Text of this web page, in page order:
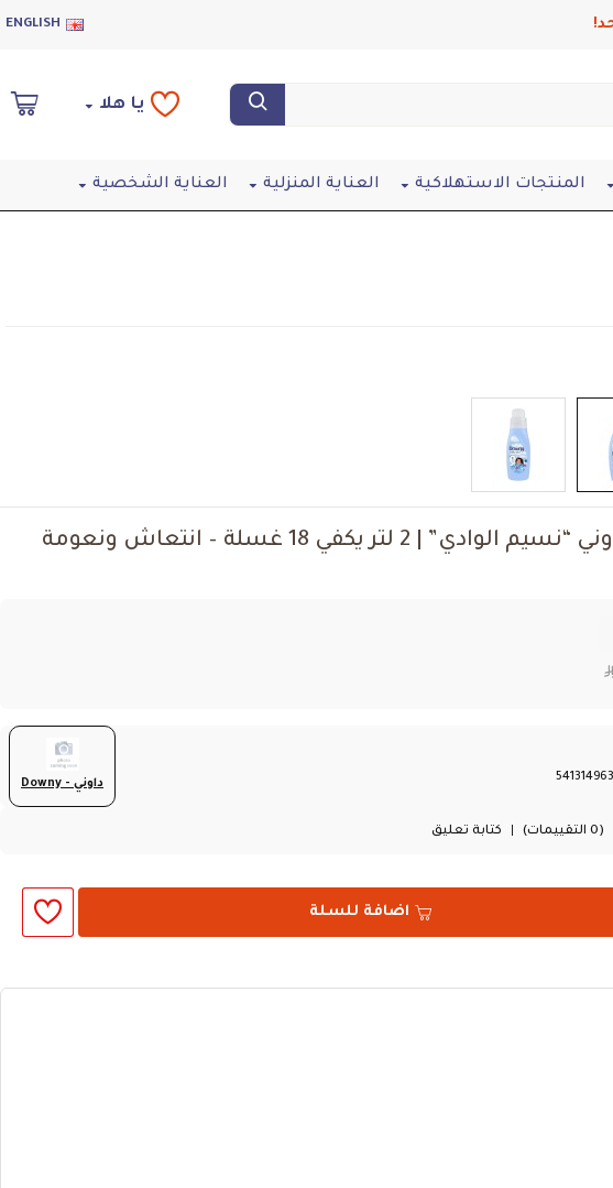
ENGLISH
يا هلا
المنتجات الاستهلاكية العناية المنزلية العناية الشخصية
منعم الأقمشة داوني “نسيم الوادي” | 2 لتر يكفي 18 غسلة – انتعاش ونعومة
داوني - Downy
(0 التقييمات) كتابة تعليق
اضافة للسلة